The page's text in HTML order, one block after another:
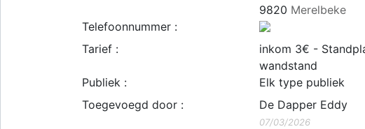
9820 Merelbeke
Telefoonnummer :
Tarief :
inkom 3€ -
wandstand
Publiek :
Elk type publiek
Toegevoegd door :
De Dapper Eddy
07/03/2026